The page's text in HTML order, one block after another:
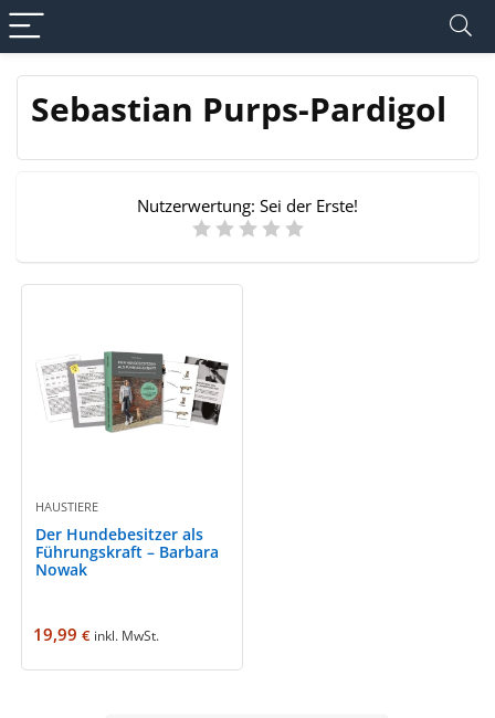
Sebastian Purps-Pardigol
Nutzerwertung: Sei der Erste!
HAUSTIERE
Der Hundebesitzer als
Führungskraft – Barbara
Nowak
19,99€ inkl. MwSt.